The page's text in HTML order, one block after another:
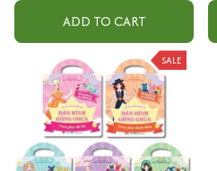
ADD TO CART
SALE